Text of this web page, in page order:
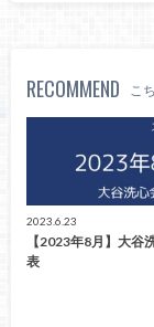
RECOMMEND こ
2023.6.23
【2023年8月】大谷
表